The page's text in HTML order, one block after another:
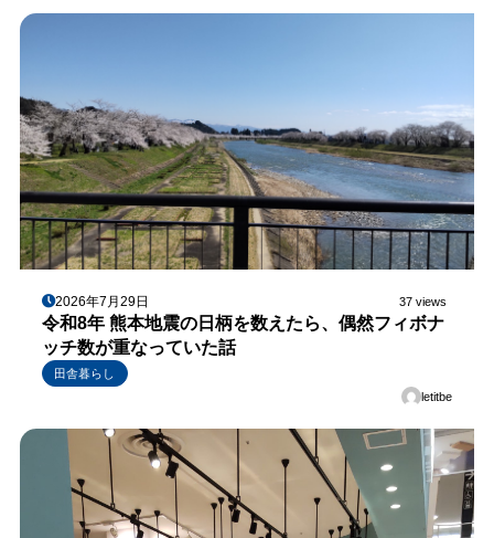
2026年7月29日 37 views
令和8年 熊本地震の日柄を数えたら、偶然フィボナ
ッチ数が重なっていた話
田舎暮らし
letitbe